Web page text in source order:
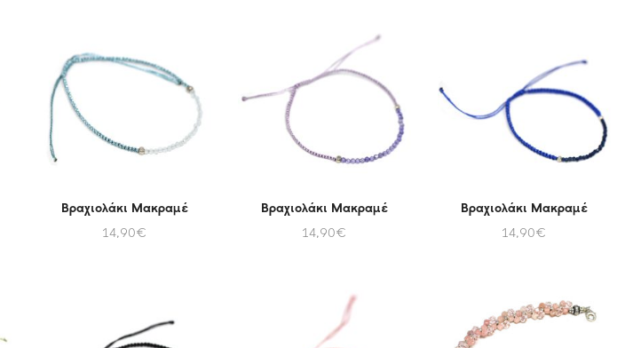
Βραχιολάκι Μακραμέ
14,90€
Βραχιολάκι Μακραμέ
14,90€
Βραχιολάκι Μακραμέ
14,90€